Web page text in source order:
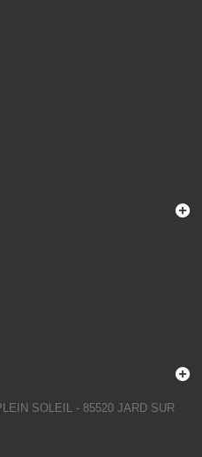
SOLEIL - 85520 JARD SUR